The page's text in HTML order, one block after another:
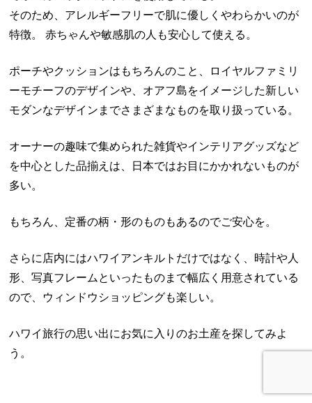
そのため、アレルギーフリーで肌に優しくやわらかいのが
特徴。 赤ちゃんや敏感肌の人も安心して使える。
ポーチやクッションはもちろんのこと、ロイヤルファミリ
ーモチーフのデザインや、オアフ島をイメージした新しい
モダンなデザインまでさまざまなものを取り扱っている。
オーナーの趣味で集められた雑貨やインテリアグッズなど
を中心とした品揃えは、日本ではお目にかかれないものが
多い。
もちろん、定番の柄・形のものもあるのでご安心を。
さらに店内にはハワイアンキルトだけではなく、時計や人
形、写真フレームといったものまで幅広く用意されている
ので、ウィンドウショッピングも楽しい。
ハワイ旅行の思い出にお気に入りのお土産を探してみよ
う。